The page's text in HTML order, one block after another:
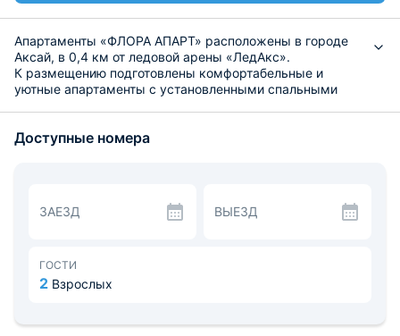
Апартаменты «ФЛОРА АПАРТ» расположены в городе
Аксай, в 0,4 км от ледовой арены «ЛедАкс».
К размещению подготовлены комфортабельные и
уютные апартаменты с установленными спальными
полотенца.
В просторном дворе жилого дома находится парковка
продуктовые магазины, рынок и остановки
общественного транспорта. Расстояние до аэропорта
Доступные номера
ЗАЕЗД ВЫЕЗД
ГОСТИ
2 Взрослых